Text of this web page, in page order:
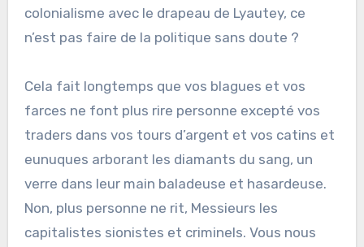
colonialisme avec le drapeau de Lyautey, ce
n’est pas faire de la politique sans doute ?
Cela fait longtemps que vos blagues et vos
farces ne font plus rire personne excepté vos
traders dans vos tours d’argent et vos catins et
eunuques arborant les diamants du sang, un
verre dans leur main baladeuse et hasardeuse.
Non, plus personne ne rit, Messieurs les
capitalistes sionistes et criminels. Vous nous